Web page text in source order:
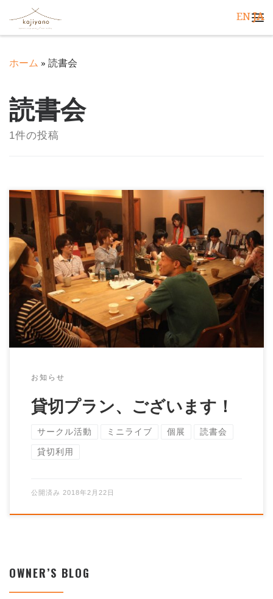
コンテンツへスキップ
ホーム » 読書会
読書会
1件の投稿
お問い合わせをいただくこともありますので、貸切利用
プランをまとめました。 読書会やミニライブ、サーク
ル活動など、お気軽にご利用ください！
お知らせ
貸切プラン、ございます！
サークル活動 ミニライブ 個展 読書会
貸切利用
公開済み 2018年2月22日
OWNER’S BLOG
EN JA